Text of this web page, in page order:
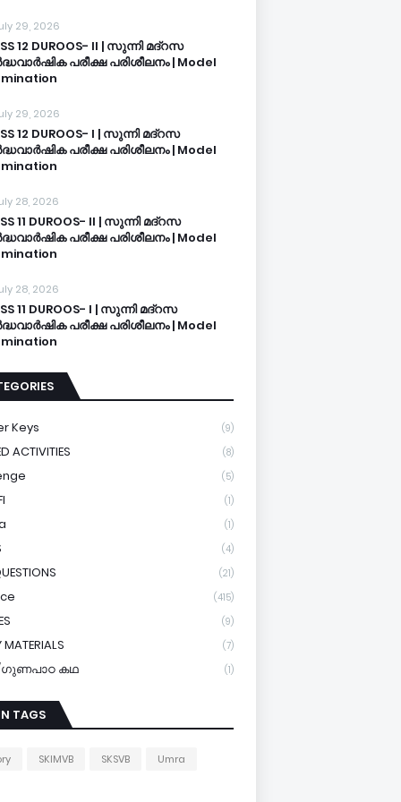
29, 2026
12 DUROOS- II | സുന്നി മദ്റസ
പരീക്ഷ പരിശീലനം | Model
29, 2026
12 DUROOS- I | സുന്നി മദ്റസ
പരീക്ഷ പരിശീലനം | Model
28, 2026
11 DUROOS- II | സുന്നി മദ്റസ
പരീക്ഷ പരിശീലനം | Model
28, 2026
11 DUROOS- I | സുന്നി മദ്റസ
പരീക്ഷ പരിശീലനം | Model
Keys (9)
ACTIVITIES (8)
(5)
(1)
(1)
(4)
(21)
(415)
(9)
MATERIALS (7)
ഗുണപാഠ കഥ (1)
TAGS
SKIMVB SKSVB Umra